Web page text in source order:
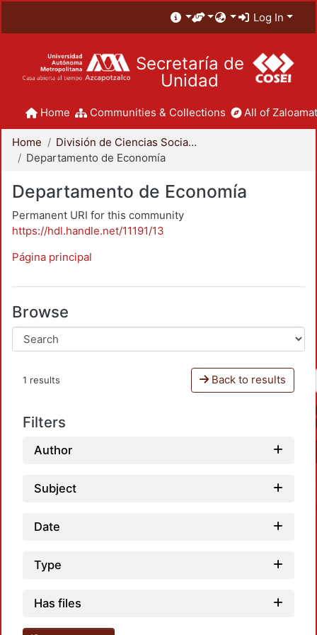
Log In
Secretaría de
Unidad
Home Communities & Collections All of
Home
División de Ciencias Sociales y Humanidades
Departamento de Economía
Departamento de Economía
Permanent URI for this community
https://hdl.handle.net/11191/13
Página principal
Browse
1 results Back to results
Filters
Author
Subject
Date
Type
Has files